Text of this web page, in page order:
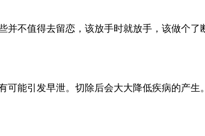
不值得去留恋，该放手时就放手，该做个
可能引发早泄。切除后会大大降低疾病的产生。